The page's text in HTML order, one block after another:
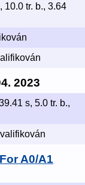
10.0 tr. b., 3.64
2023
s, 5.0 tr. b.,
A0/A1